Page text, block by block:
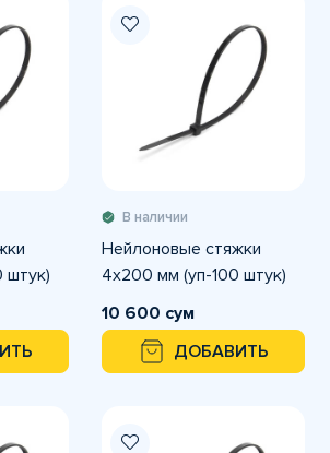
штук)
В наличии
Нейлоновые стяжки
4х200 мм (уп-100 штук)
10 600 сум
ДОБАВИТЬ